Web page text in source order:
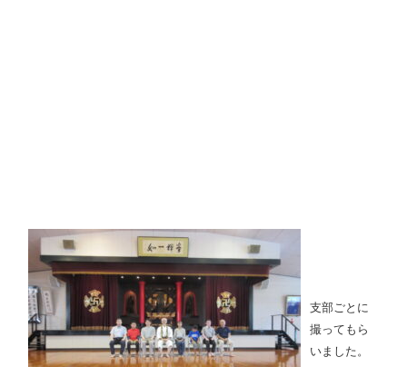
支部ごとに
撮ってもら
いました。